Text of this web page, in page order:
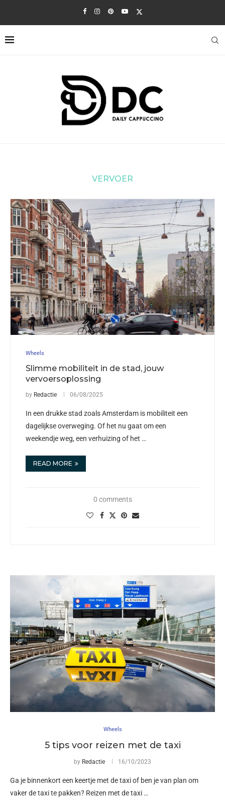
VERVOER
Wheels
Slimme mobiliteit in de stad, jouw
vervoersoplossing
by Redactie 06/08/2025
In een drukke stad zoals Amsterdam is mobiliteit een
dagelijkse overweging. Of het nu gaat om een
weekendje weg, een verhuizing of het …
READ MORE
0 comments
Wheels
5 tips voor reizen met de taxi
by Redactie 16/10/2023
Ga je binnenkort een keertje met de taxi of ben je van plan om
vaker de taxi te pakken? Reizen met de taxi …